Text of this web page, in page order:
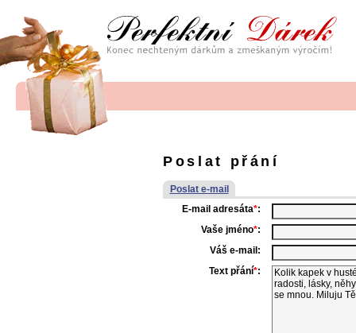
Poslat přání
Poslat e-mail
E-mail adresáta*:
Vaše jméno*:
Váš e-mail:
Text přání*: